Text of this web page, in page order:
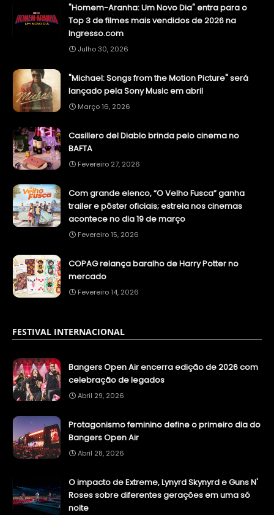
"Homem-Aranha: Um Novo Dia" entra para o
Top 3 de filmes mais vendidos de 2026 na
Ingresso.com
Julho 30, 2026
"Michael: Songs from the Motion Picture" será
lançado pela Sony Music em abril
Março 16, 2026
Casillero del Diablo brinda pelo cinema no
BAFTA
Fevereiro 27, 2026
Com grande elenco, “O Velho Fusca” ganha
trailer e pôster oficiais; estreia nos cinemas
acontece no dia 19 de março
Fevereiro 15, 2026
COPAG relança baralho de Harry Potter no
mercado
Fevereiro 14, 2026
FESTIVAL INTERNACIONAL
Bangers Open Air encerra edição de 2026 com
celebração de legados
Abril 29, 2026
Protagonismo feminino define o primeiro dia do
Bangers Open Air
Abril 28, 2026
O impacto de Extreme, Lynyrd Skynyrd e Guns N'
Roses sobre diferentes gerações em uma só
noite